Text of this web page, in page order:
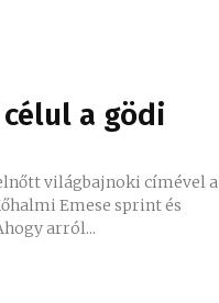
a gödi
világbajnoki címével a
Emese sprint és
távon is bizonyított idén. Ahogy arról...